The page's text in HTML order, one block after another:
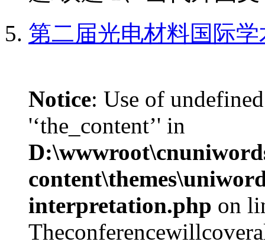
第二届光电材料国际
Notice: Use of
'‘the_content’' in
interpretation.php on